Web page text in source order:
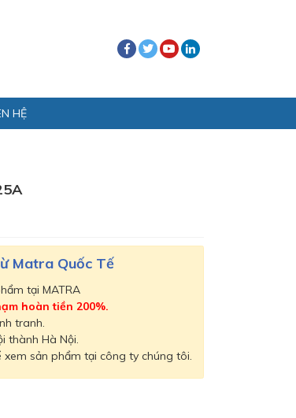
HỆ
Matra Quốc Tế
tại MATRA
hoàn tiền 200%.
tranh.
thành Hà Nội.
sản phẩm tại công ty chúng tôi.